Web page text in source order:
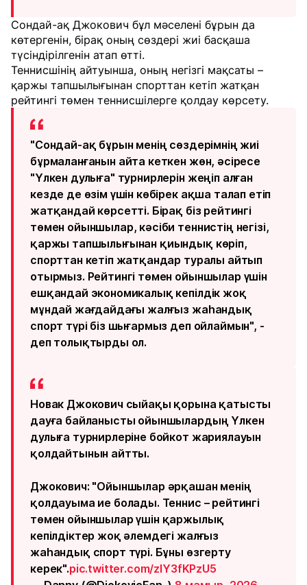
Сондай-ақ Джокович бұл мәселені бұрын да
көтергенін, бірақ оның сөздері жиі басқаша
түсіндірілгенін атап өтті.
Теннисшінің айтуынша, оның негізгі мақсаты –
қаржы тапшылығынан спорттан кетіп жатқан
рейтингі төмен теннисшілерге қолдау көрсету.
"Сондай-ақ бұрын менің сөздерімнің жиі
бұрмаланғанын айта кеткен жөн, әсіресе
"Үлкен дулыға" турнирлерін жеңіп алған
кезде де өзім үшін көбірек ақша талап етіп
жатқандай көрсетті. Бірақ біз рейтингі
төмен ойыншылар, кәсіби теннистің негізі,
қаржы тапшылығынан қиындық көріп,
спорттан кетіп жатқандар туралы айтып
отырмыз. Рейтингі төмен ойыншылар үшін
ешқандай экономикалық кепілдік жоқ
мұндай жағдайдағы жалғыз жаһандық
спорт түрі біз шығармыз деп ойлаймын", -
деп толықтырды ол.
Новак Джокович сыйақы қорына қатысты
дауға байланысты ойыншылардың Үлкен
дулыға турнирлеріне бойкот жариялауын
қолдайтынын айтты.
Джокович: "Ойыншылар әрқашан менің
қолдауыма ие болады. Теннис – рейтингі
төмен ойыншылар үшін қаржылық
кепілдіктер жоқ әлемдегі жалғыз
жаһандық спорт түрі. Бұны өзгерту
керек".pic.twitter.com/zIY3fKPzU5